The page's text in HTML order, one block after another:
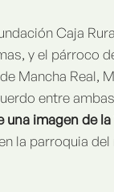
Caja
y el párroco
Mancha Real,
entre
una imagen de
la parroquia